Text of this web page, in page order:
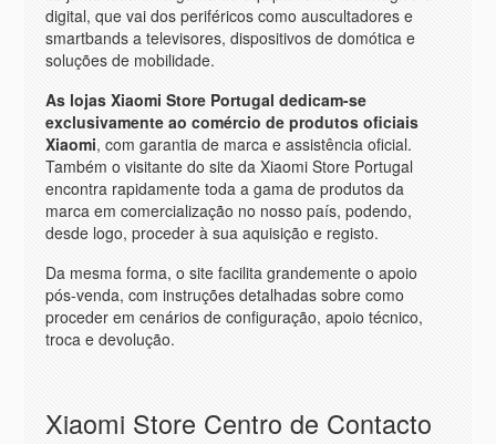
digital, que vai dos periféricos como auscultadores e
smartbands a televisores, dispositivos de domótica e
soluções de mobilidade.
As lojas Xiaomi Store Portugal dedicam-se
exclusivamente ao comércio de produtos oficiais
Xiaomi, com garantia de marca e assistência oficial.
Também o visitante do site da Xiaomi Store Portugal
encontra rapidamente toda a gama de produtos da
marca em comercialização no nosso país, podendo,
desde logo, proceder à sua aquisição e registo.
Da mesma forma, o site facilita grandemente o apoio
pós-venda, com instruções detalhadas sobre como
proceder em cenários de configuração, apoio técnico,
troca e devolução.
Xiaomi Store Centro de Contacto